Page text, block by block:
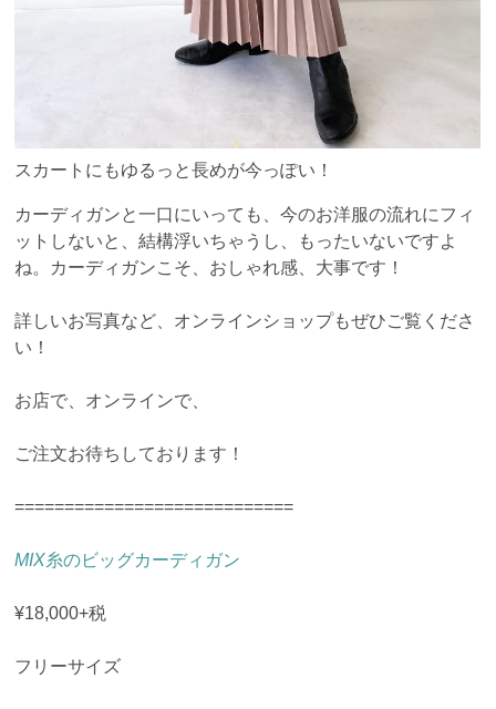
スカートにもゆるっと長めが今っぽい！
カーディガンと一口にいっても、今のお洋服の流れにフィ
ットしないと、結構浮いちゃうし、もったいないですよ
ね。カーディガンこそ、おしゃれ感、大事です！
詳しいお写真など、オンラインショップもぜひご覧くださ
い！
お店で、オンラインで、
ご注文お待ちしております！
============================
MIX糸のビッグカーディガン
¥18,000+税
フリーサイズ